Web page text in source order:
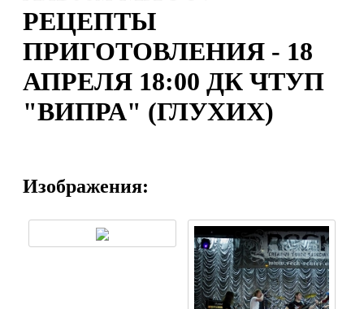
РЕЦЕПТЫ
ПРИГОТОВЛЕНИЯ - 18
АПРЕЛЯ 18:00 ДК ЧТУП
"ВИПРА" (ГЛУХИХ)
Изображения: